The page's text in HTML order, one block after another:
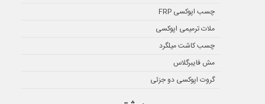
چسب اپوکسی FRP
ملات ترمیمی اپوکسی
چسب کاشت میلگرد
مش فایبرگلاس
گروت اپوکسی دو جزئی